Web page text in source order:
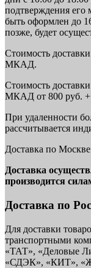
подтверждения его
быть оформлен до
позже, будет
Стоимость
МКАД.
Стоимость
МКАД от 800 руб.
При удаленности
рассчитывается
Доставка по
Доставка
производится
Доставка по
Для доставки
транспортными
«ТАТ», «Деловые
«СДЭК», «КИТ»,